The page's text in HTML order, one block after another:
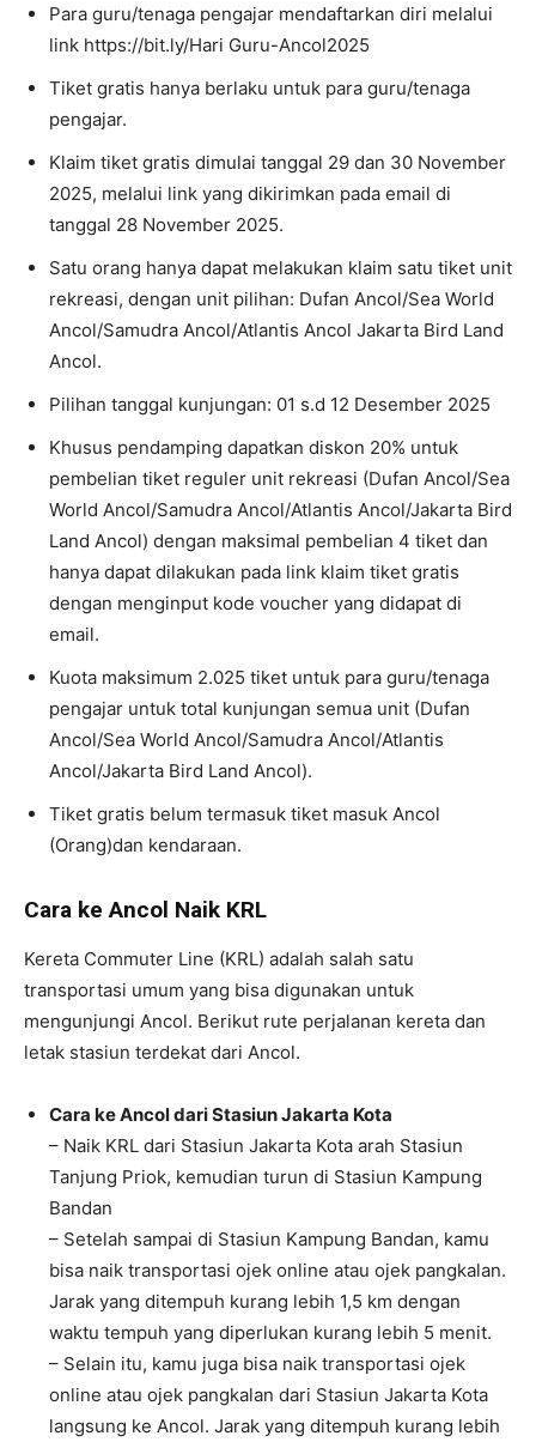
Para guru/tenaga pengajar mendaftarkan diri melalui
link https://bit.ly/Hari Guru-Ancol2025
Tiket gratis hanya berlaku untuk para guru/tenaga
pengajar.
Klaim tiket gratis dimulai tanggal 29 dan 30 November
2025, melalui link yang dikirimkan pada email di
tanggal 28 November 2025.
Satu orang hanya dapat melakukan klaim satu tiket unit
rekreasi, dengan unit pilihan: Dufan Ancol/Sea World
Ancol/Samudra Ancol/Atlantis Ancol Jakarta Bird Land
Ancol.
Pilihan tanggal kunjungan: 01 s.d 12 Desember 2025
Khusus pendamping dapatkan diskon 20% untuk
pembelian tiket reguler unit rekreasi (Dufan Ancol/Sea
World Ancol/Samudra Ancol/Atlantis Ancol/Jakarta Bird
Land Ancol) dengan maksimal pembelian 4 tiket dan
hanya dapat dilakukan pada link klaim tiket gratis
dengan menginput kode voucher yang didapat di
email.
Kuota maksimum 2.025 tiket untuk para guru/tenaga
pengajar untuk total kunjungan semua unit (Dufan
Ancol/Sea World Ancol/Samudra Ancol/Atlantis
Ancol/Jakarta Bird Land Ancol).
Tiket gratis belum termasuk tiket masuk Ancol
(Orang)dan kendaraan.
Cara ke Ancol Naik KRL
Kereta Commuter Line (KRL) adalah salah satu
transportasi umum yang bisa digunakan untuk
mengunjungi Ancol. Berikut rute perjalanan kereta dan
letak stasiun terdekat dari Ancol.
Cara ke Ancol dari Stasiun Jakarta Kota
– Naik KRL dari Stasiun Jakarta Kota arah Stasiun
Tanjung Priok, kemudian turun di Stasiun Kampung
Bandan
– Setelah sampai di Stasiun Kampung Bandan, kamu
bisa naik transportasi ojek online atau ojek pangkalan.
Jarak yang ditempuh kurang lebih 1,5 km dengan
waktu tempuh yang diperlukan kurang lebih 5 menit.
– Selain itu, kamu juga bisa naik transportasi ojek
online atau ojek pangkalan dari Stasiun Jakarta Kota
langsung ke Ancol. Jarak yang ditempuh kurang lebih